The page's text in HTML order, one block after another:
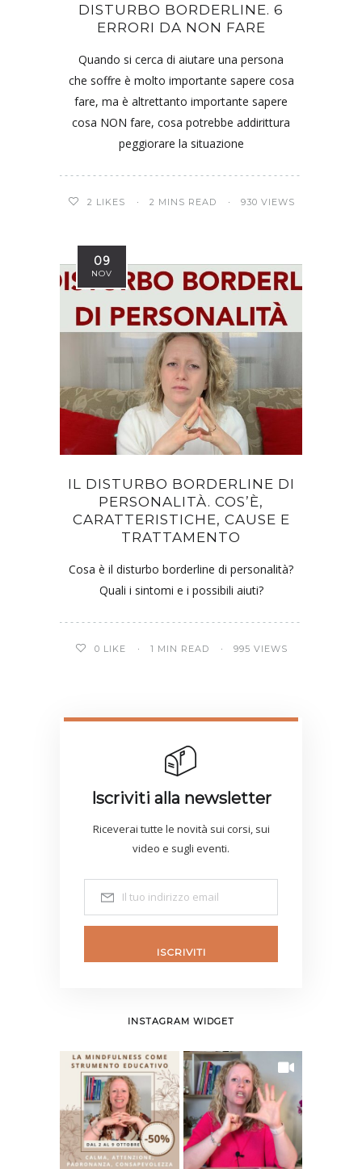
DISTURBO BORDERLINE. 6
ERRORI DA NON FARE
Quando si cerca di aiutare una persona
che soffre è molto importante sapere cosa
fare, ma è altrettanto importante sapere
cosa NON fare, cosa potrebbe addirittura
peggiorare la situazione
2 LIKES 2 MINS READ 930 VIEWS
09
NOV
IL DISTURBO BORDERLINE DI
PERSONALITÀ. COS’È,
CARATTERISTICHE, CAUSE E
TRATTAMENTO
Cosa è il disturbo borderline di personalità?
Quali i sintomi e i possibili aiuti?
0 LIKE 1 MIN READ 995 VIEWS
Iscriviti alla newsletter
Riceverai tutte le novità sui corsi, sui
video e sugli eventi.
ISCRIVITI
INSTAGRAM WIDGET